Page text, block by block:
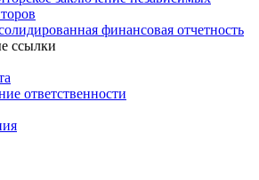
финансовая отчетность
ссылки
ответственности